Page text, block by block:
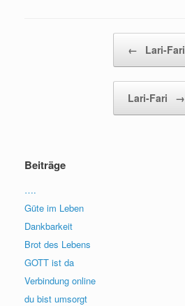
← Lari-Fari
Lari-Fari →
Beiträge
….
Güte im Leben
Dankbarkeit
Brot des Lebens
GOTT ist da
Verbindung online
du bist umsorgt